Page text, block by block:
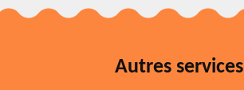
Autres services